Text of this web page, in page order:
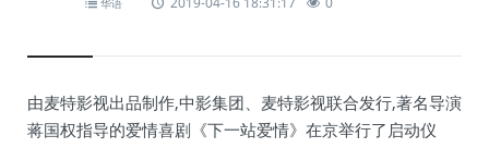
华语
由麦特影视出品制作,中影集团、麦特影视联合发行,著名导演
蒋国权指导的爱情喜剧《下一站爱情》在京举行了启动仪